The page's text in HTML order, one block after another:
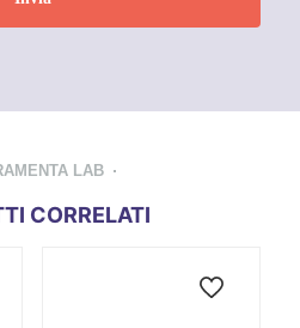
LAB
CORRELATI